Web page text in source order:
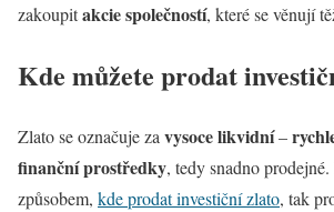
zakoupitakcie společností, které se věnují
Kde můžete prodat
Zlato se označuje za vysoce likvidní–
finanční prostředky, tedy snadno
způsobem, kde prodat investiční zlato, tak